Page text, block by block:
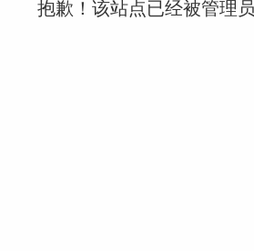
抱歉！该站点已经被管理